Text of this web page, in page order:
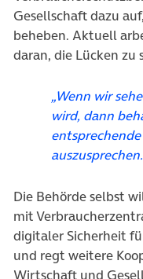
Gesellschaft dazu
beheben. Aktuell
daran, die Lücken
„Wenn wir
wird, dann
Die Behörde selbst
mit
digitaler Sicherheit
und regt weitere
Wirtschaft und